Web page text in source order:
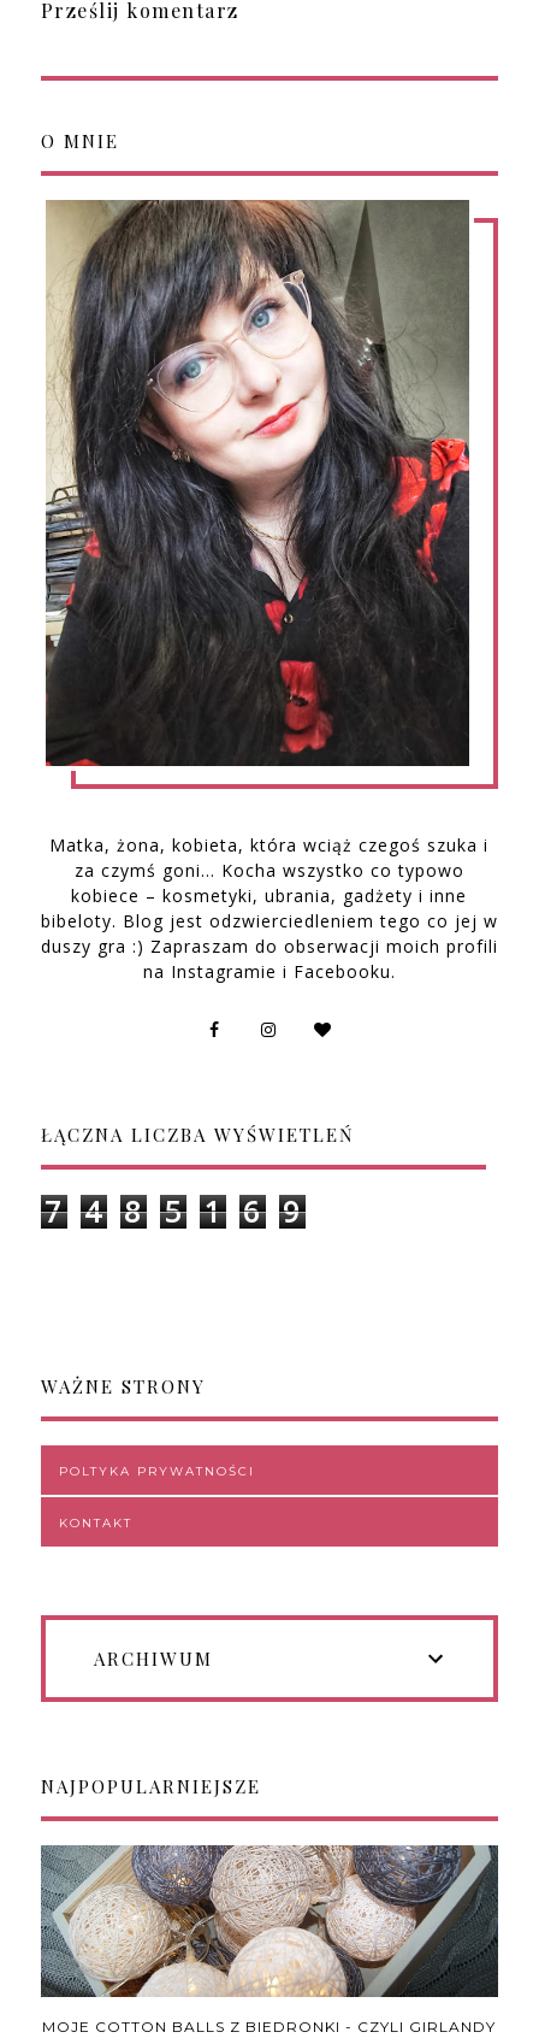
Prześlij komentarz
O MNIE
Matka, żona, kobieta, która wciąż czegoś szuka i
za czymś goni… Kocha wszystko co typowo
kobiece – kosmetyki, ubrania, gadżety i inne
bibeloty. Blog jest odzwierciedleniem tego co jej w
duszy gra :) Zapraszam do obserwacji moich profili
na Instagramie i Facebooku.
ŁĄCZNA LICZBA WYŚWIETLEŃ
7 4 8 5 1 6 9
WAŻNE STRONY
POLTYKA PRYWATNOŚCI
KONTAKT
ARCHIWUM
NAJPOPULARNIEJSZE
MOJE COTTON BALLS Z BIEDRONKI - CZYLI GIRLANDY